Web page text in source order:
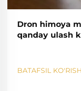
Dron himoya
qanday ulash
BATAFSIL KO'RISH